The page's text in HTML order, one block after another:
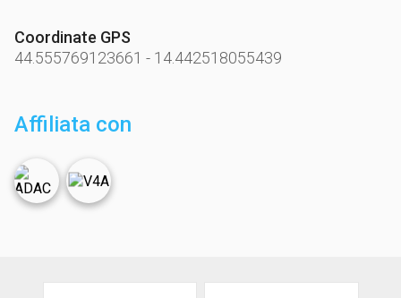
Coordinate GPS
44.555769123661 - 14.442518055439
Affiliata con